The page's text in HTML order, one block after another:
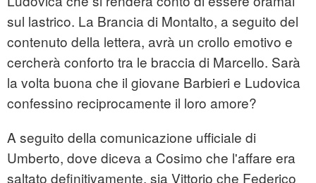
sul lastrico. La Brancia di Montalto, a seguito del
contenuto della lettera, avrà un crollo emotivo e
cercherà conforto tra le braccia di Marcello. Sarà
la volta buona che il giovane Barbieri e Ludovica
confessino reciprocamente il loro amore?
A seguito della comunicazione ufficiale di
Umberto, dove diceva a Cosimo che l'affare era
saltato definitivamente, sia Vittorio che Federico